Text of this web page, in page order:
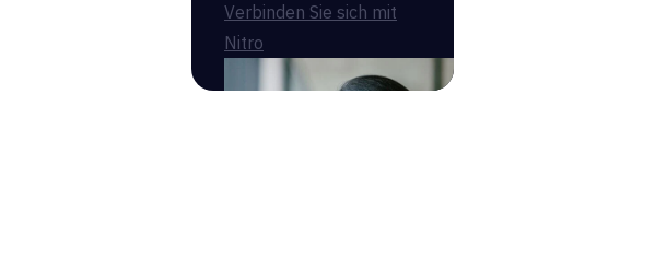
Verbinden Sie sich mit
Nitro